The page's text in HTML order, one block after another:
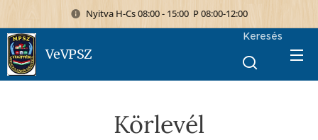
Nyitva H-Cs 08:00 - 15:00 P 08:00-12:00
VeVPSZ
Keresés
Körlevél